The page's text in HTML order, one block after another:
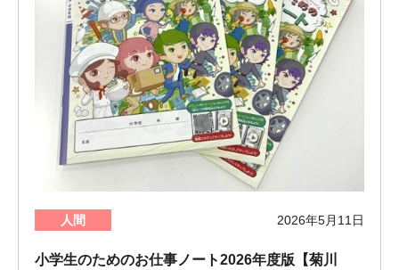
人間 2026年5月11日
小学生のためのお仕事ノート2026年度版【菊川